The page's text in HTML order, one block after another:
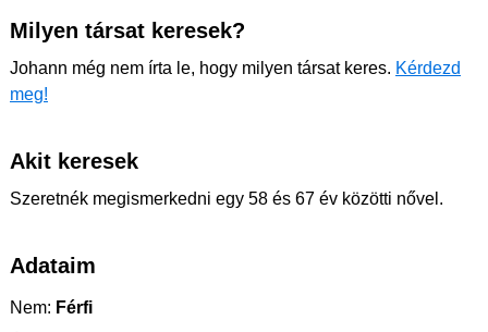
Milyen társat keresek?
Johann még nem írta le, hogy milyen társat keres. Kérdezd
meg!
Akit keresek
Szeretnék megismerkedni egy 58 és 67 év közötti nővel.
Adataim
Nem: Férfi